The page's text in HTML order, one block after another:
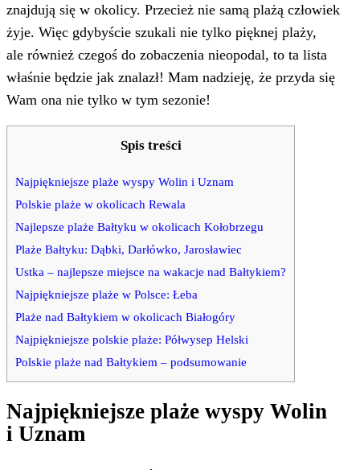
znajdują się w okolicy. Przecież nie samą plażą człowiek
żyje. Więc gdybyście szukali nie tylko pięknej plaży,
ale również czegoś do zobaczenia nieopodal, to ta lista
właśnie będzie jak znalazł! Mam nadzieję, że przyda się
Wam ona nie tylko w tym sezonie!
Spis treści
Najpiękniejsze plaże wyspy Wolin i Uznam
Polskie plaże w okolicach Rewala
Najlepsze plaże Bałtyku w okolicach Kołobrzegu
Plaże Bałtyku: Dąbki, Darłówko, Jarosławiec
Ustka – najlepsze miejsce na wakacje nad Bałtykiem?
Najpiękniejsze plaże w Polsce: Łeba
Plaże nad Bałtykiem w okolicach Białogóry
Najpiękniejsze polskie plaże: Półwysep Helski
Polskie plaże nad Bałtykiem – podsumowanie
Najpiękniejsze plaże wyspy Wolin
i Uznam